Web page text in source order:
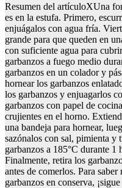
Resumen del artículoXUna
es en la estufa. Primero,
enjuágalos con agua fría.
grande para que queden en
con suficiente agua para
garbanzos a fuego medio
garbanzos en un colador y
hornear los garbanzos
los garbanzos y enjuagarlos
garbanzos con papel de
crujientes en el horno.
una bandeja para hornear,
sazónalos con sal, pimienta y
garbanzos a 185°C durante 1
Finalmente, retira los
antes de comerlos. Para
garbanzos en conserva,